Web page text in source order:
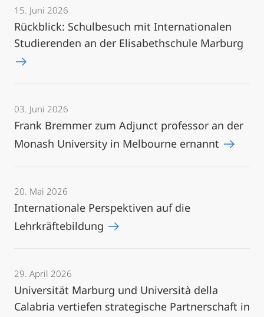
15. Juni 2026
Rückblick: Schulbesuch mit Internationalen
Studierenden an der Elisabethschule Marburg
03. Juni 2026
Frank Bremmer zum Adjunct professor an der
Monash University in Melbourne ernannt
20. Mai 2026
Internationale Perspektiven auf die
Lehrkräftebildung
29. April 2026
Universität Marburg und Università della
Calabria vertiefen strategische Partnerschaft in